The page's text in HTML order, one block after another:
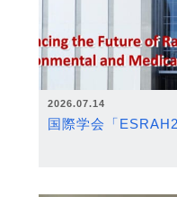
2026.07.14
国際学会「